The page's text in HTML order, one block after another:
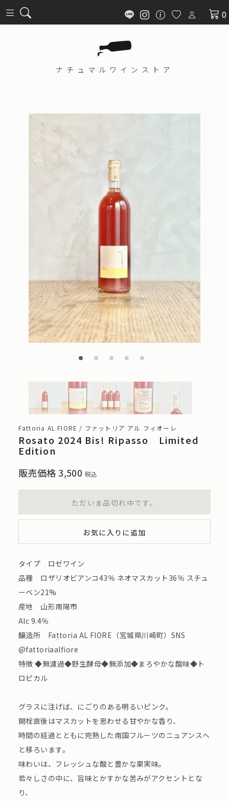
0
ナチュマル ワインストア
Fattoria AL FIORE / ファットリア アル フィオーレ
Rosato 2024 Bis! Ripasso Limited
Edition
販売価格 3,500 税込
ただいま品切れ中です。
お気に入りに追加
タイプ ロゼワイン
品種 ロザリオビアンコ43％ ネオマスカット36％ スチュ
ーベン21%
産地 山形南陽市
Alc 9.4％
醸造所 Fattoria AL FIORE（宮城県川崎町）SNS
@fattoriaalfiore
特徴 ◆無濾過◆野生酵母◆無添加◆まろやかな酸味◆ト
ロピカル
グラスに注げば、にごりのある明るいピンク。
開栓直後はマスカットを思わせる甘やかな香り、
時間の経過とともに完熟した南国フルーツのニュアンスへ
と移ろいます。
味わいは、フレッシュな酸と豊かな果実味。
若々しさの中に、旨味とかすかな苦みがアクセントとな
り、